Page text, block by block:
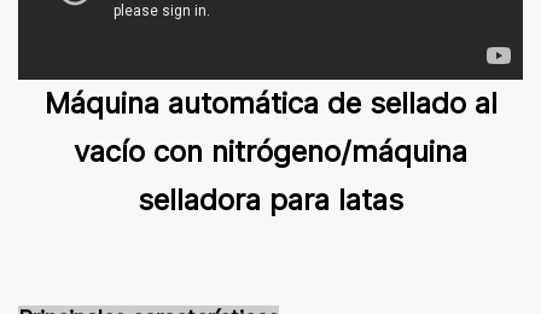
Máquina automática de sellado al
vacío con nitrógeno/máquina
selladora para latas